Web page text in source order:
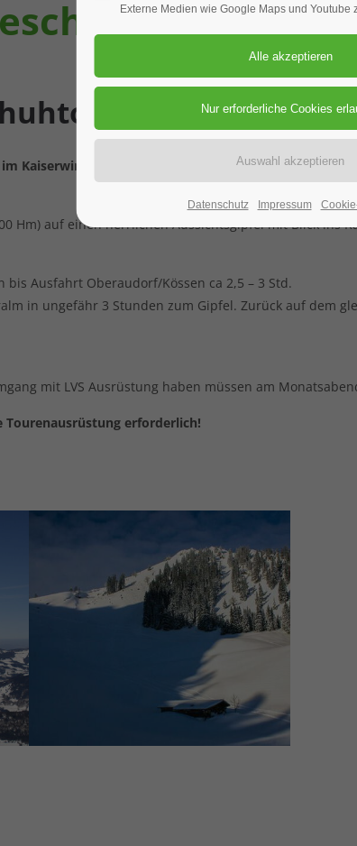
ORT:
Kaiserwinkl
Hm) auf einen herrlichen Aussichtsgipfel mit Blick ins
Ausfahrt Oberaudorf/Kössen ca 2,5 – 3 Std.
in ungefähr 3 Stunden zum Gipfel. Zurück auf dem
mit LVS Ausrüstung haben müssen am
erforderlich!
Externe Medien wie Google Maps und Youtube
Datenschutz Impressum